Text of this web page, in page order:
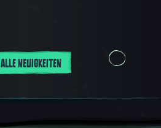
ALLE NEUIGKEITEN